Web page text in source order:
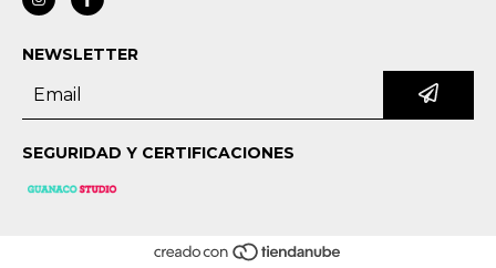
NEWSLETTER
SEGURIDAD Y CERTIFICACIONES